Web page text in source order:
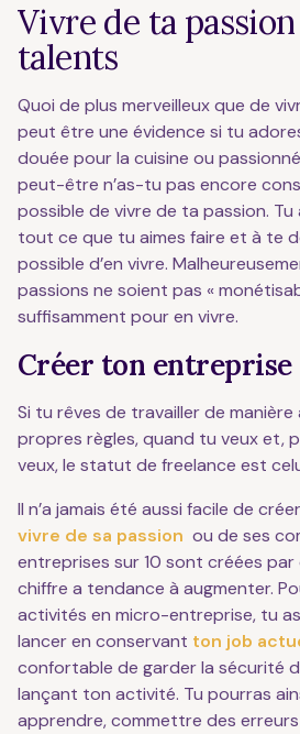
Vivre de ta
talents
Quoi de plus merveilleux que de
peut être une évidence si tu
douée pour la cuisine ou
peut-être n’as-tu pas encore
possible de vivre de ta passion.
tout ce que tu aimes faire et à te
possible d’en vivre.
passions ne soient pas «
suffisamment pour en vivre.
Créer ton entreprise
Si tu rêves de travailler de
propres règles, quand tu veux et,
veux, le statut de freelance est
Il n’a jamais été aussi facile de
vivre de sa passion ou de ses
entreprises sur 10 sont créées par
chiffre a tendance à augmenter.
activités en micro-entreprise, tu
lancer en conservant ton job
confortable de garder la sécurité
lançant ton activité. Tu pourras
apprendre, commettre des